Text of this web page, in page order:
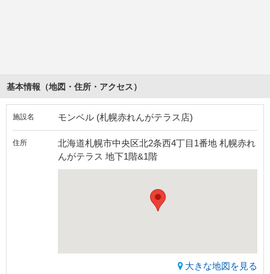
基本情報（地図・住所・アクセス）
施設名 モンベル (札幌赤れんがテラス店)
住所
北海道札幌市中央区北2条西4丁目1番地 札幌赤れ
んがテラス 地下1階&1階
大きな地図を見る